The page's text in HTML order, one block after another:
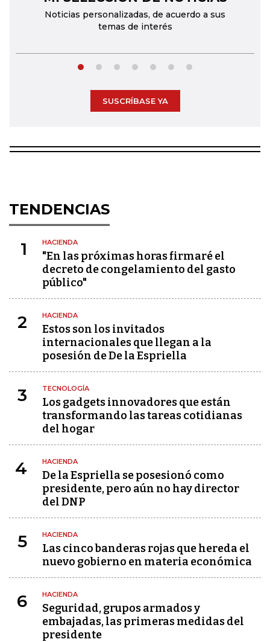
Noticias personalizadas, de acuerdo a sus
temas de interés
SUSCRÍBASE YA
TENDENCIAS
1 HACIENDA
"En las próximas horas firmaré el
decreto de congelamiento del gasto
público"
2 HACIENDA
Estos son los invitados
internacionales que llegan a la
posesión de De la Espriella
3 TECNOLOGÍA
Los gadgets innovadores que están
transformando las tareas cotidianas
del hogar
4 HACIENDA
De la Espriella se posesionó como
presidente, pero aún no hay director
del DNP
5 HACIENDA
Las cinco banderas rojas que hereda el
nuevo gobierno en materia económica
6 HACIENDA
Seguridad, grupos armados y
embajadas, las primeras medidas del
presidente